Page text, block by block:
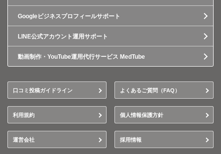
Googleビジネスプロフィールサポート
LINE公式アカウント運用サポート
動画制作・YouTube運用代行サービス MedTube
口コミ投稿ガイドライン よくあるご質問（FAQ）
利用規約 個人情報保護方針
運営会社 採用情報